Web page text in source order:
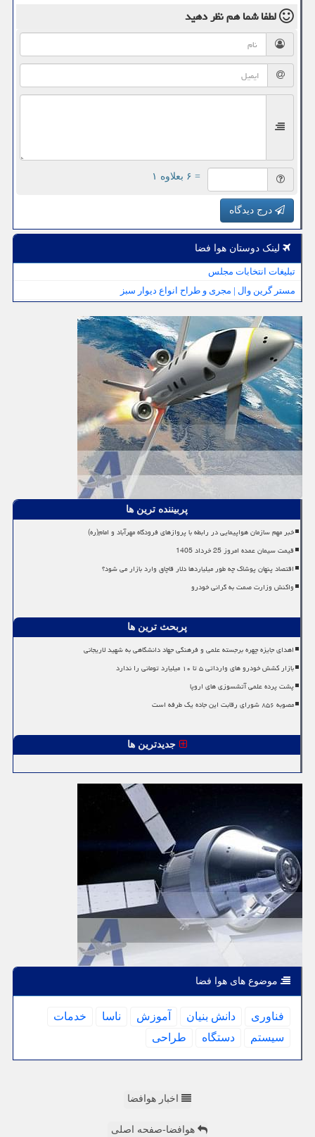
لطفا شما همنظر دهید
= ۶ بعلاوه ۱
درج دیدگاه
لینک دوستان هوا فضا
تبلیغات انتخابات مجلس
مستر گرین وال | مجری و طراح انواع دیوار سبز
پربیننده ترین ها
خبر مهم سازمان هواپیمایی در رابطه با پروازهای فرودگاه مهرآباد و امام(ره)
قیمت سیمان عمده امروز 25 خرداد 1405
اقتصاد پنهان پوشاک چه طور میلیاردها دلار قاچاق وارد بازار می شود؟
واکنش وزارت صمت به گرانی خودرو
پربحث ترین ها
اهدای جایزه چهره برجسته علمی و فرهنگی جهاد دانشگاهی به شهید لاریجانی
بازار کشش خودرو های وارداتی ۵ تا ۱۰ میلیارد تومانی را ندارد
پشت پرده علمی آتشسوزی های اروپا
مصوبه ۸۵۶ شورای رقابت این جاده یک طرفه است
جدیدترین ها
موضوع های هوا فضا
فناوری دانش بنیان آموزش ناسا
خدمات
سیستم
دستگاه طراحی
اخبار هوافضا
هوافضا-صفحه اصلی